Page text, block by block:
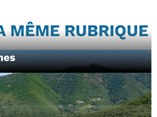
MÊME RUBRIQUE